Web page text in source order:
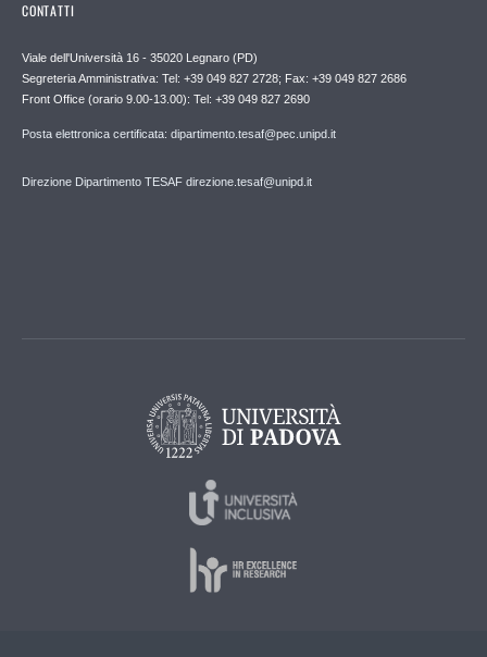
CONTATTI
Viale dell'Università 16 - 35020 Legnaro (PD)
Segreteria Amministrativa: Tel: +39 049 827 2728; Fax: +39 049 827 2686
Front Office (orario 9.00-13.00): Tel: +39 049 827 2690
Posta elettronica certificata: dipartimento.tesaf@pec.unipd.it
Direzione Dipartimento TESAF direzione.tesaf@unipd.it